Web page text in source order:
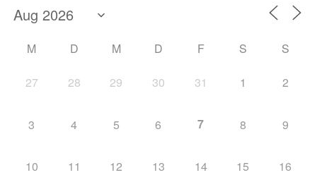
M D M D F S S
27 28 29 30 31 1 2
3 4 5 6 7 8 9
10 11 12 13 14 15 16